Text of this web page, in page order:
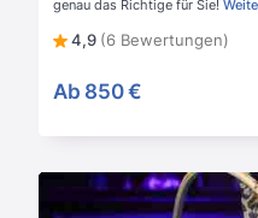
genau das Richtige für Sie!
4,9 (6 Bewertungen)
Ab 850 €